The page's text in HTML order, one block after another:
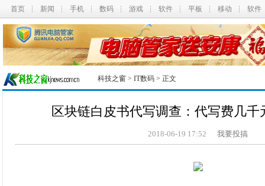
首页 新闻 手机 数码 游戏 软件 平板 移动 软件
科技之窗 > IT数码 > 正文
区块链白皮书代写调查：代写费几千
2018-06-19 17:52我要投搞